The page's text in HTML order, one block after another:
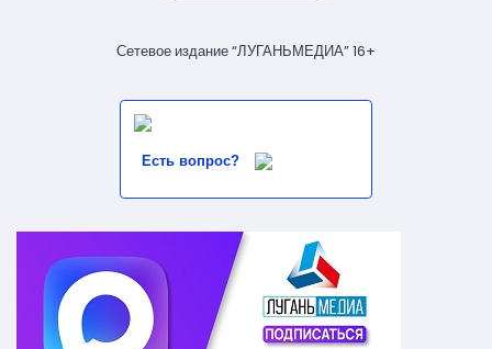
Сетевое издание “ЛУГАНЬМЕДИА” 16+
Есть вопрос?